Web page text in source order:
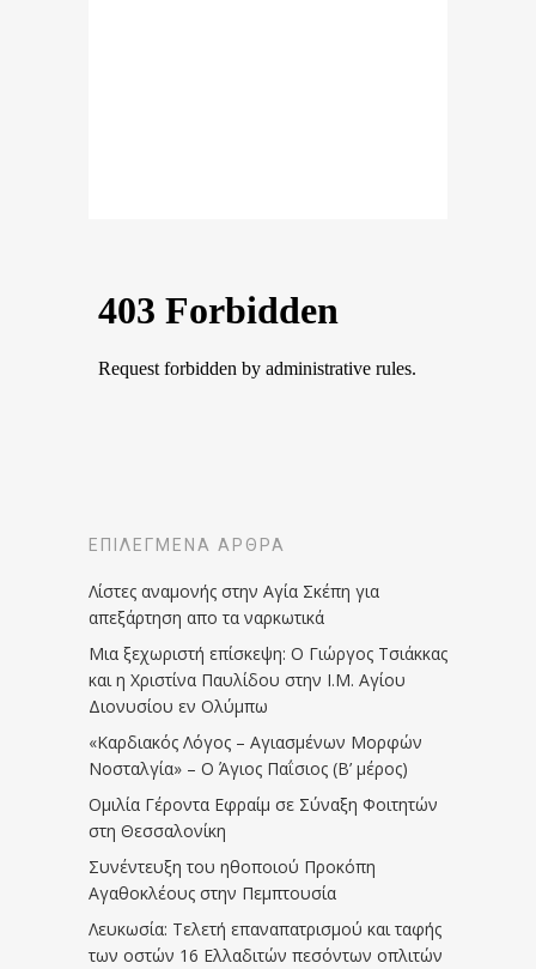
ΕΠΙΛΕΓΜΈΝΑ ΆΡΘΡΑ
Λίστες αναμονής στην Αγία Σκέπη για
απεξάρτηση απο τα ναρκωτικά
Μια ξεχωριστή επίσκεψη: Ο Γιώργος Τσιάκκας
και η Χριστίνα Παυλίδου στην Ι.Μ. Αγίου
Διονυσίου εν Ολύμπω
«Καρδιακός Λόγος – Αγιασμένων Μορφών
Νοσταλγία» – Ο Άγιος Παΐσιος (Β’ μέρος)
Ομιλία Γέροντα Εφραίμ σε Σύναξη Φοιτητών
στη Θεσσαλονίκη
Συνέντευξη του ηθοποιού Προκόπη
Αγαθοκλέους στην Πεμπτουσία
Λευκωσία: Τελετή επαναπατρισμού και ταφής
των οστών 16 Ελλαδιτών πεσόντων οπλιτών